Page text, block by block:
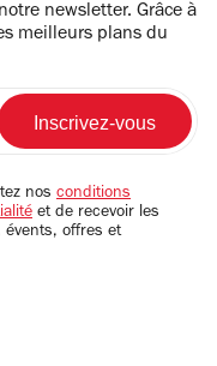
newsletter. Grâce à
meilleurs plans du
nos conditions
et de recevoir les
évents, offres et